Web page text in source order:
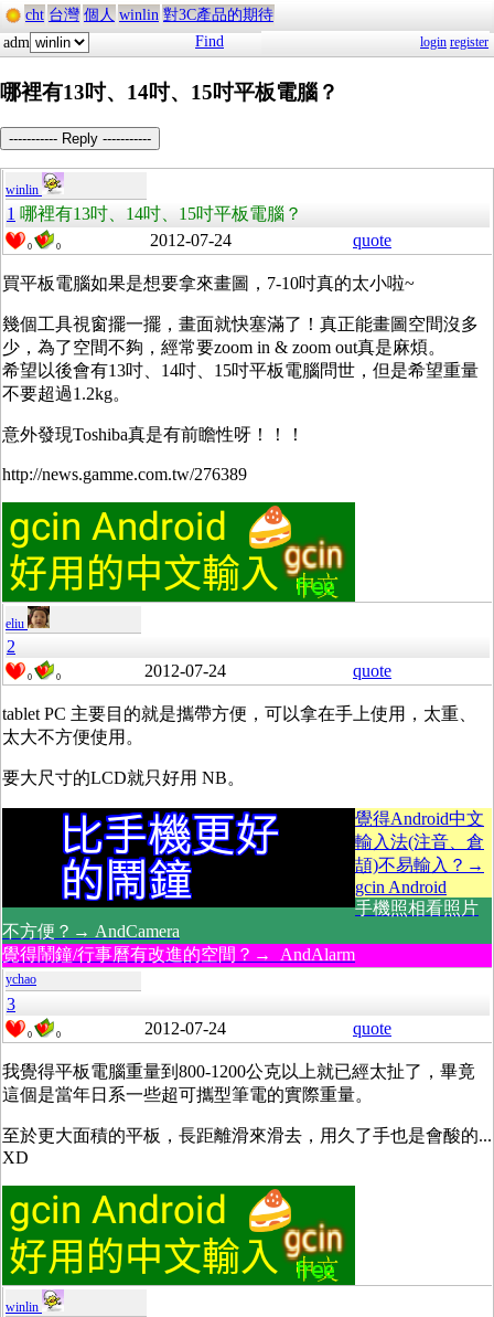
cht 台灣 個人 winlin 對3C產品的期待
adm
Find login register
哪裡有13吋、14吋、15吋平板電腦？
----------- Reply -----------
winlin
1 哪裡有13吋、14吋、15吋平板電腦？
0 0 2012-07-24 quote
買平板電腦如果是想要拿來畫圖，7-10吋真的太小啦~
幾個工具視窗擺一擺，畫面就快塞滿了！真正能畫圖空間沒多
少，為了空間不夠，經常要zoom in & zoom out真是麻煩。
希望以後會有13吋、14吋、15吋平板電腦問世，但是希望重量
不要超過1.2kg。
意外發現Toshiba真是有前瞻性呀！！！
http://news.gamme.com.tw/276389
eliu
2
0 0 2012-07-24 quote
tablet PC 主要目的就是攜帶方便，可以拿在手上使用，太重、
太大不方便使用。
要大尺寸的LCD就只好用 NB。
覺得Android中文
輸入法(注音、倉
頡)不易輸入？→
gcin Android
手機照相看照片
不方便？→ AndCamera
覺得鬧鐘/行事曆有改進的空間？→ AndAlarm
ychao
3
0 0 2012-07-24 quote
我覺得平板電腦重量到800-1200公克以上就已經太扯了，畢竟
這個是當年日系一些超可攜型筆電的實際重量。
至於更大面積的平板，長距離滑來滑去，用久了手也是會酸的...
XD
winlin